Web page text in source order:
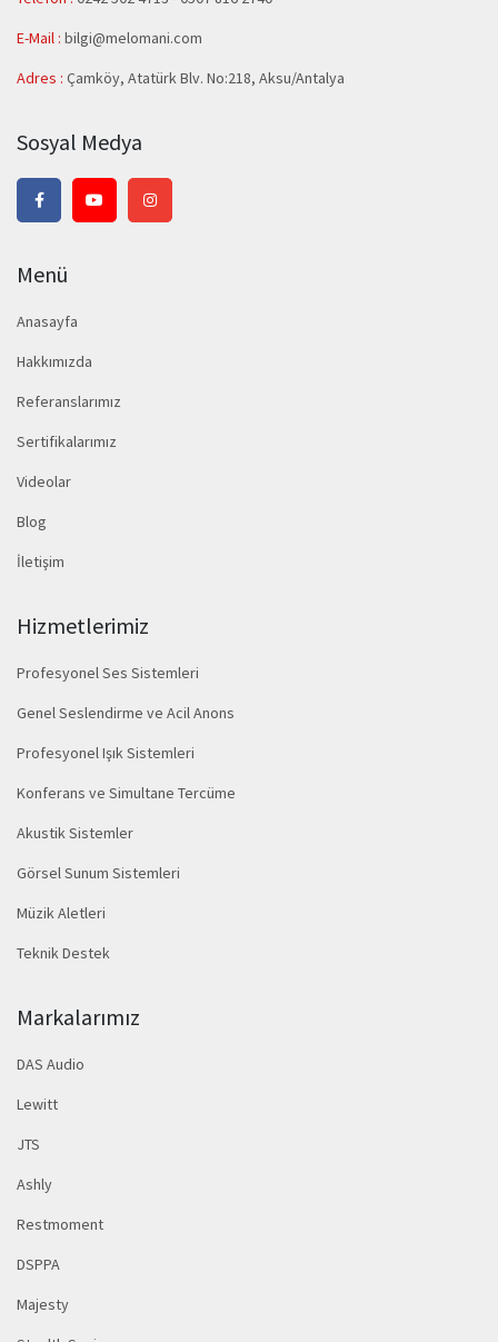
E-Mail : bilgi@melomani.com
Adres : Çamköy, Atatürk Blv. No:218, Aksu/Antalya
Sosyal Medya
Menü
Anasayfa
Hakkımızda
Referanslarımız
Sertifikalarımız
Videolar
Blog
İletişim
Hizmetlerimiz
Profesyonel Ses Sistemleri
Genel Seslendirme ve Acil Anons
Profesyonel Işık Sistemleri
Konferans ve Simultane Tercüme
Akustik Sistemler
Görsel Sunum Sistemleri
Müzik Aletleri
Teknik Destek
Markalarımız
DAS Audio
Lewitt
JTS
Ashly
Restmoment
DSPPA
Majesty